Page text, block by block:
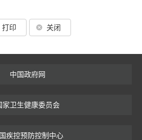
打印 关闭
中国政府网
家卫生健康委员会
疾控预防控制中心